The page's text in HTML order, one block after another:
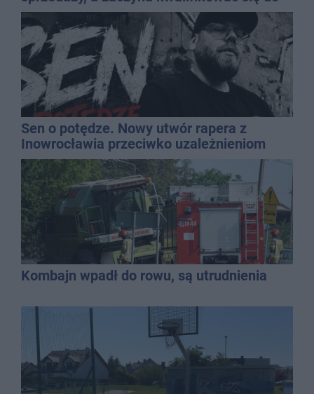
kasacji?
Sen o potędze. Nowy utwór rapera z
Inowrocławia przeciwko uzależnieniom
Kombajn wpadł do rowu, są utrudnienia